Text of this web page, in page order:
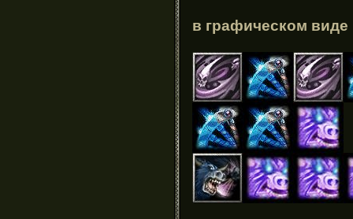
в графическом виде